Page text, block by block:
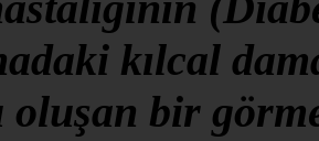
kılcal
oluşan bir